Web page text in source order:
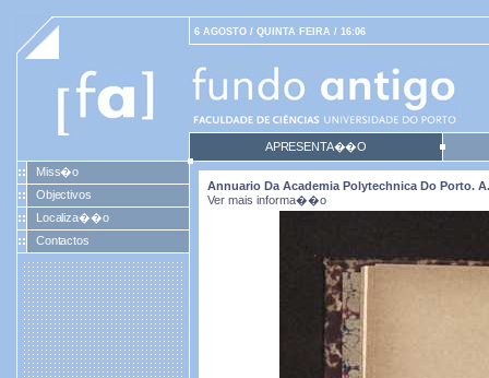
6 AGOSTO / QUINTA FEIRA / 16:06
APRESENTA��O
Miss�o
Objectivos
Localiza��o
Contactos
Annuario Da Academia Polytechnica Do Porto. A.
Ver mais informa��o